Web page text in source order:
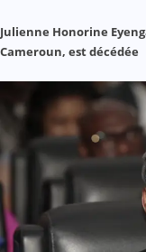
Julienne Honorine
Cameroun, est décédée